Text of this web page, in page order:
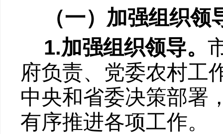
（一）加强组织
1.加强组织领导。
府负责、党委农村工
中央和省委决策部署
有序推进各项工作。